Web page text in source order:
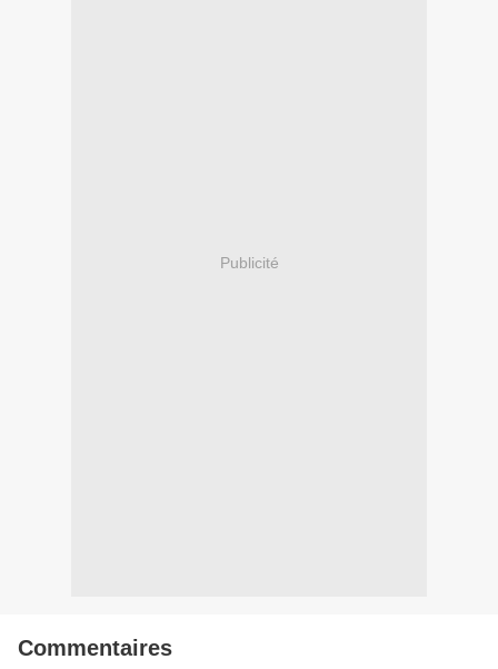
Publicité
Commentaires